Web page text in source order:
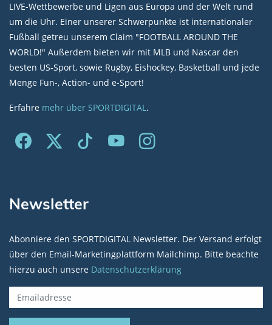
LIVE-Wettbewerbe und Ligen aus Europa und der Welt rund
um die Uhr. Einer unserer Schwerpunkte ist internationaler
Fußball getreu unserem Claim "FOOTBALL AROUND THE
WORLD!" Außerdem bieten wir mit MLB und Nascar den
besten US-Sport, sowie Rugby, Eishockey, Basketball und jede
Menge Fun-, Action- und e-Sport!
Erfahre mehr über SPORTDIGITAL.
Newsletter
Abonniere den SPORTDIGITAL Newsletter. Der Versand erfolgt
über den Email-Marketingplattform Mailchimp. Bitte beachte
hierzu auch unsere Datenschutzerklärung